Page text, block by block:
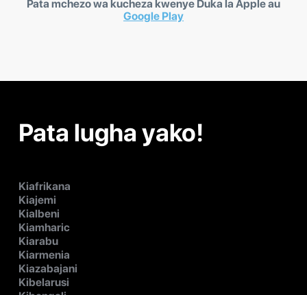
Pata mchezo wa kucheza kwenye Duka la Apple au
Google Play
Pata lugha yako!
Kiafrikana
Kiajemi
Kialbeni
Kiamharic
Kiarabu
Kiarmenia
Kiazabajani
Kibelarusi